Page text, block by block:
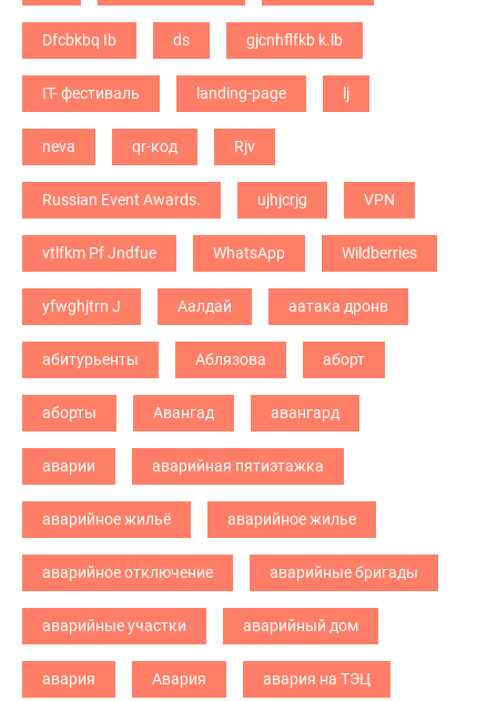
Dfcbkbq Ib ds gjcnhflfkb k.lb
IT- фестиваль landing-page lj
neva qr-код Rjv
Russian Event Awards. ujhjcrjg VPN
vtlfkm Pf Jndfue WhatsApp Wildberries
yfwghjtrn J Аалдай аатака дронв
абитурьенты Аблязова аборт
аборты Авангад авангард
аварии аварийная пятиэтажка
аварийное жильё аварийное жилье
аварийное отключение аварийные бригады
аварийные участки аварийный дом
авария Авария авария на ТЭЦ